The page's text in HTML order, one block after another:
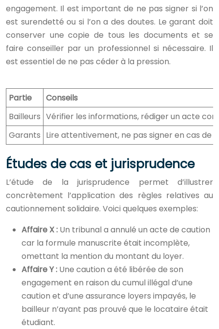
engagement. Il est important de ne pas signer si l’on
est surendetté ou si l’on a des doutes. Le garant doit
conserver une copie de tous les documents et se
faire conseiller par un professionnel si nécessaire. Il
est essentiel de ne pas céder à la pression.
Partie
Conseils
Bailleurs Vérifier les informations, rédiger un acte
Garants Lire attentivement, ne pas signer en cas de
Études de cas et jurisprudence
L’étude de la jurisprudence permet d’illustrer
concrètement l’application des règles relatives au
cautionnement solidaire. Voici quelques exemples:
Affaire X : Un tribunal a annulé un acte de caution
car la formule manuscrite était incomplète,
omettant la mention du montant du loyer.
Affaire Y : Une caution a été libérée de son
engagement en raison du cumul illégal d’une
caution et d’une assurance loyers impayés, le
bailleur n’ayant pas prouvé que le locataire était
étudiant.